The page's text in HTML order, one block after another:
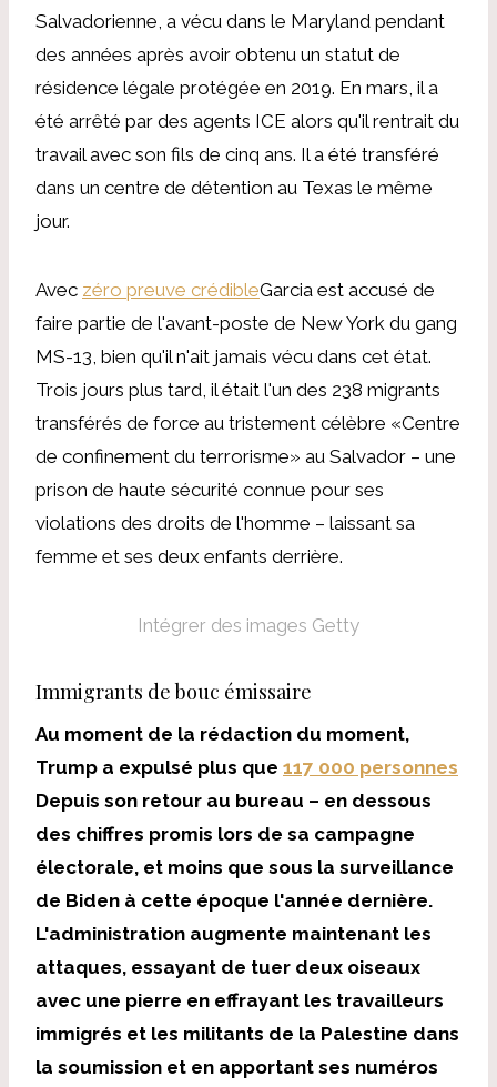
Salvadorienne, a vécu dans le Maryland pendant
des années après avoir obtenu un statut de
résidence légale protégée en 2019. En mars, il a
été arrêté par des agents ICE alors qu'il rentrait du
travail avec son fils de cinq ans. Il a été transféré
dans un centre de détention au Texas le même
jour.
Avec zéro preuve crédibleGarcia est accusé de
faire partie de l'avant-poste de New York du gang
MS-13, bien qu'il n'ait jamais vécu dans cet état.
Trois jours plus tard, il était l'un des 238 migrants
transférés de force au tristement célèbre «Centre
de confinement du terrorisme» au Salvador – une
prison de haute sécurité connue pour ses
violations des droits de l'homme – laissant sa
femme et ses deux enfants derrière.
Intégrer des images Getty
Immigrants de bouc émissaire
Au moment de la rédaction du moment,
Trump a expulsé plus que 117 000 personnes
Depuis son retour au bureau – en dessous
des chiffres promis lors de sa campagne
électorale, et moins que sous la surveillance
de Biden à cette époque l'année dernière.
L'administration augmente maintenant les
attaques, essayant de tuer deux oiseaux
avec une pierre en effrayant les travailleurs
immigrés et les militants de la Palestine dans
la soumission et en apportant ses numéros